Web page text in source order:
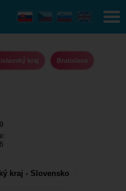
kraj Bratislava
kraj - Slovensko